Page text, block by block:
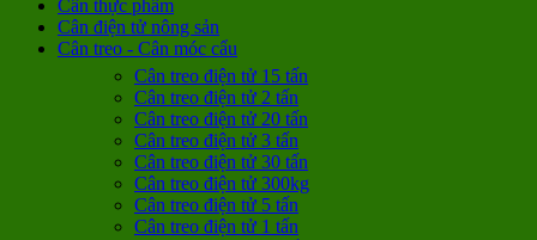
Cân thực phẩm
Cân điện tử nông sản
Cân treo - Cân móc cẩu
Cân treo điện tử 15 tấn
Cân treo điện tử 2 tấn
Cân treo điện tử 20 tấn
Cân treo điện tử 3 tấn
Cân treo điện tử 30 tấn
Cân treo điện tử 300kg
Cân treo điện tử 5 tấn
Cân treo điện tử 1 tấn